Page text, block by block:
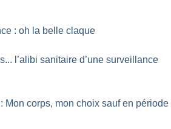
: oh la belle claque
l’alibi sanitaire d’une surveillance
Mon corps, mon choix sauf en période